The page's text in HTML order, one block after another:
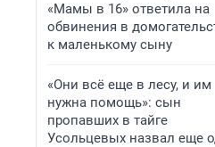
«Мамы в 16» ответила на
обвинения в
к маленькому сыну
«Они всё еще в лесу, и им
нужна помощь»: сын
пропавших в тайге
Усольцевых назвал еще